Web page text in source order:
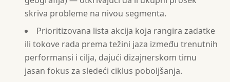
skriva probleme na nivou segmenta.
Prioritizovana lista akcija koja rangira zadatke
ili tokove rada prema težini jaza između trenutnih
performansi i cilja, dajući dizajnerskom timu
jasan fokus za sledeći ciklus poboljšanja.